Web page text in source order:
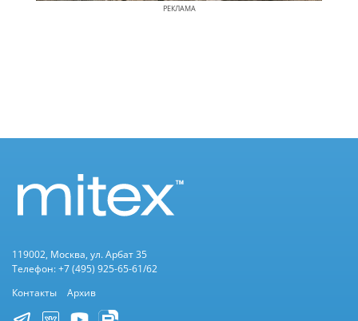
РЕКЛАМА
119002, Москва, ул. Арбат 35
Телефон: +7 (495) 925-65-61/62
Контакты
Архив